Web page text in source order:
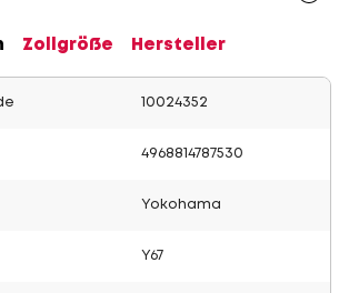
Zollgröße Hersteller
10024352
4968814787530
Yokohama
Y67